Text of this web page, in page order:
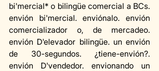
bi'mercial* o bilingüe comercial a BCs.
envión bi'mercial. enviónalo. envión
comercializador o, de mercadeo.
envión D'elevador bilingüe. un envión
de 30-segundos. ¿tiene-envión?.
envión D'vendedor. envionando un